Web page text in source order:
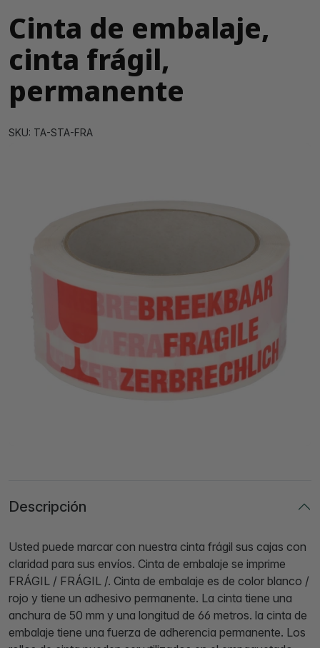
Cinta de embalaje,
cinta frágil,
permanente
SKU: TA-STA-FRA
Descripción
Usted puede marcar con nuestra cinta frágil sus cajas con
claridad para sus envíos. Cinta de embalaje se imprime
FRÁGIL / FRÁGIL /. Cinta de embalaje es de color blanco /
rojo y tiene un adhesivo permanente. La cinta tiene una
anchura de 50 mm y una longitud de 66 metros. la cinta de
embalaje tiene una fuerza de adherencia permanente. Los